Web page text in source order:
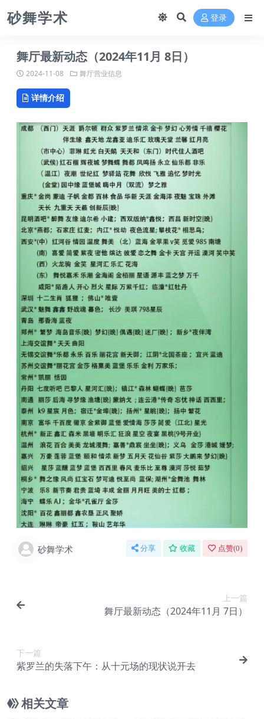
砂舞学术 登录
舞厅最新动态（2024年11月 8日）
2024-11-08 舞厅营业信息
详情介绍
砂舞学术 分享 收藏 点赞(0)
上一篇
舞厅最新动态（2024年11月 7日）
下一篇
紫罗兰的失落下午：从十元场的现状说开去
相关文章